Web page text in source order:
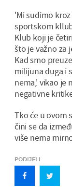
'Mi sudimo
sportskom
Klub koji je
što je važno za
Kad smo
milijuna duga i
nema,' vikao je
negativne
Tko će u ovom
čini se da
više nema
PODIJELI